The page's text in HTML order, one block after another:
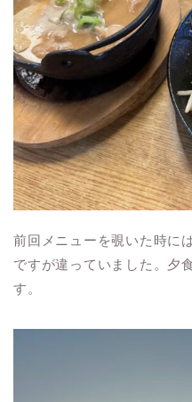
前回メニューを覗いた時に
ですが違っていました。夕
す。